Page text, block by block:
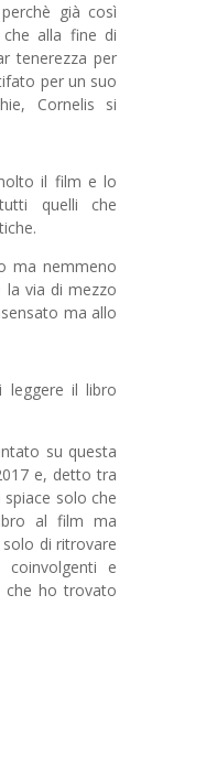
già così
alla fine di
tenerezza per
per un suo
Cornelis si
il film e lo
quelli che
ma nemmeno
la via di mezzo
ma allo
leggere il libro
su questa
e, detto tra
solo che
al film ma
di ritrovare
coinvolgenti e
che ho trovato